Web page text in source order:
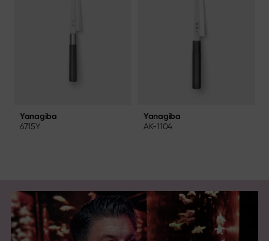
Yanagiba
6715Y
Yanagiba
AK-1104